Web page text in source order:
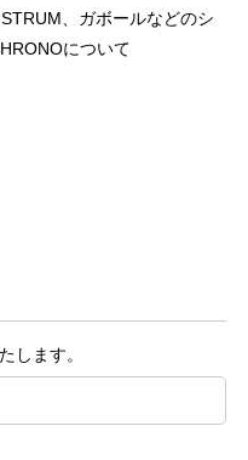
、ガボールなどのシ
について
します。